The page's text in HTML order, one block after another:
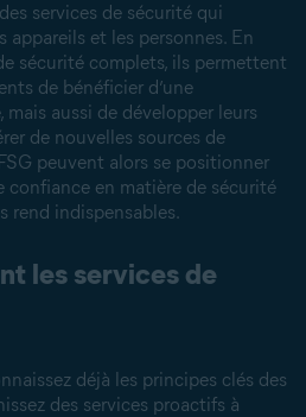
services de sécurité qui
appareils et les personnes. En
sécurité complets, ils permettent
de bénéficier d’une
aussi de développer leurs
de nouvelles sources de
peuvent alors se positionner
confiance en matière de sécurité
rend indispensables.
les services de
déjà les principes clés des
des services proactifs à